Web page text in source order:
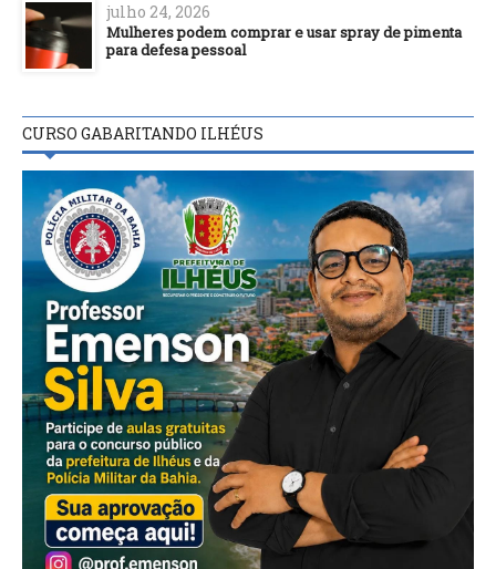
julho 24, 2026
Mulheres podem comprar e usar spray de pimenta
para defesa pessoal
CURSO GABARITANDO ILHÉUS